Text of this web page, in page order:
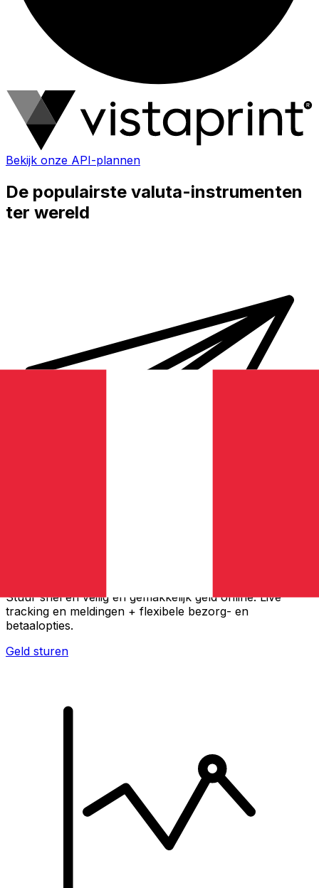
Bekijk onze API-plannen
De populairste valuta-instrumenten
ter wereld
Stuur snel en veilig en gemakkelijk geld online. Live
tracking en meldingen + flexibele bezorg- en
betaalopties.
Geld sturen